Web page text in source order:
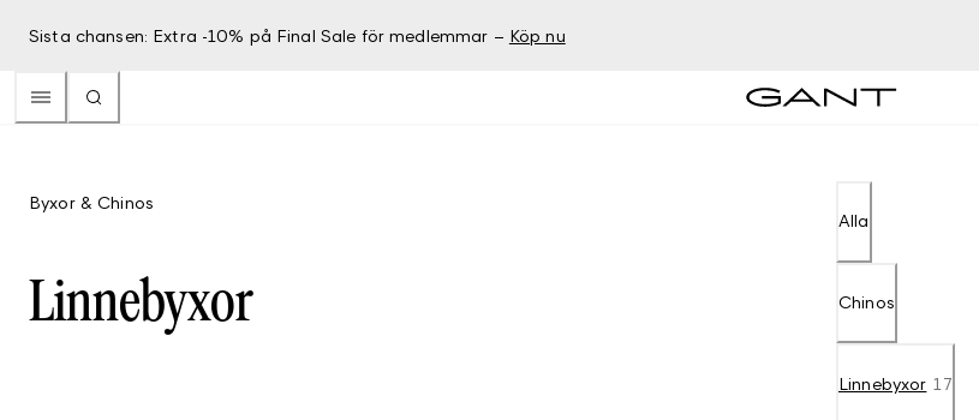
Sista chansen: Extra -10% på Final Sale för medlemmar – Köp nu
Byxor & Chinos
Linnebyxor
Alla
Chinos
Linnebyxor 17